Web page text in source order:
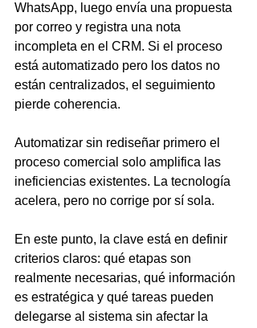
WhatsApp, luego envía una propuesta
por correo y registra una nota
incompleta en el CRM. Si el proceso
está automatizado pero los datos no
están centralizados, el seguimiento
pierde coherencia.
Automatizar sin rediseñar primero el
proceso comercial solo amplifica las
ineficiencias existentes. La tecnología
acelera, pero no corrige por sí sola.
En este punto, la clave está en definir
criterios claros: qué etapas son
realmente necesarias, qué información
es estratégica y qué tareas pueden
delegarse al sistema sin afectar la